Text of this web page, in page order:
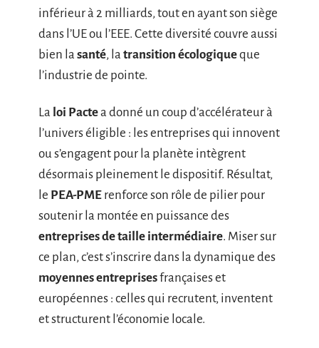
inférieur à 2 milliards, tout en ayant son siège
dans l’UE ou l’EEE. Cette diversité couvre aussi
bien la santé, la transition écologiqueque
l’industrie de pointe.
La loi Pactea donné un coup d’accélérateur à
l’univers éligible : les entreprises qui innovent
ou s’engagent pour la planète intègrent
désormais pleinement le dispositif. Résultat,
le PEA-PME renforce son rôle de pilier pour
soutenir la montée en puissance des
entreprises de taille intermédiaire. Miser sur
ce plan, c’est s’inscrire dans la dynamique des
moyennes entreprisesfrançaises et
européennes : celles qui recrutent, inventent
et structurent l’économie locale.